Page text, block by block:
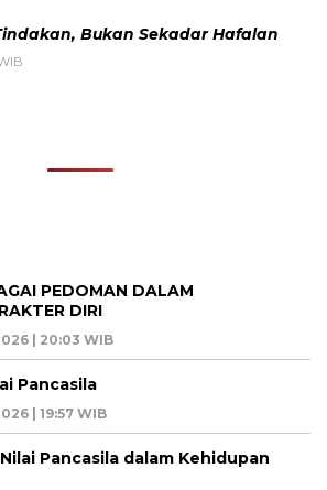
Bukan Sekadar Hafalan
PEDOMAN DALAM
DIRI
| 20:03 WIB
Pancasila
| 19:57 WIB
Pancasila dalam Kehidupan